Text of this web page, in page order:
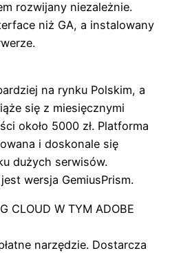
rozwijany niezależnie.
niż GA, a instalowany
na rynku Polskim, a
się z miesięcznymi
około 5000 zł. Platforma
i doskonale się
dużych serwisów.
wersja GemiusPrism.
CLOUD W TYM ADOBE
narzędzie. Dostarcza